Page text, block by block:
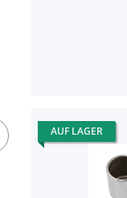
AUF LAGER